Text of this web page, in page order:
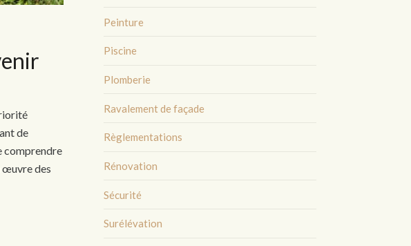
de
comprendre
œuvre des
Peinture
Piscine
Plomberie
Ravalement de façade
Règlementations
Rénovation
Sécurité
Surélévation